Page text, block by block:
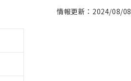
情報更新：2024/08/08